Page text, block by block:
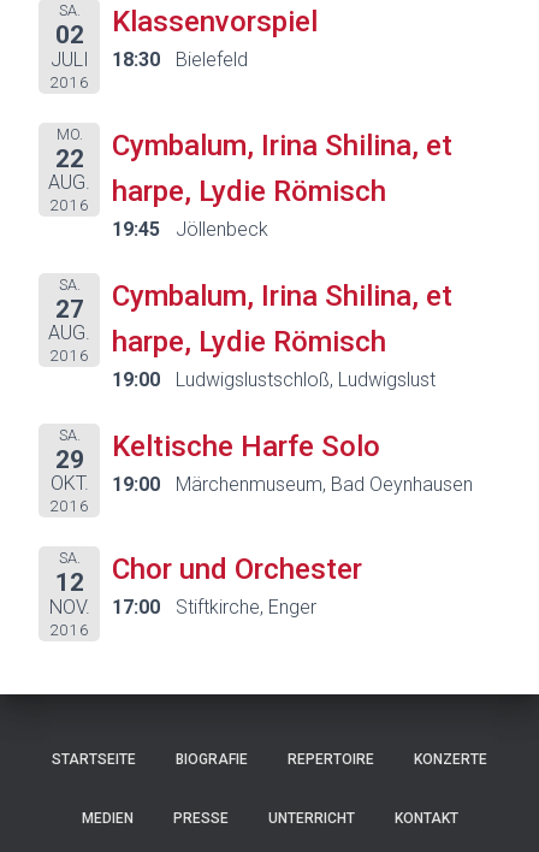
SA.
02
JULI
2016
Klassenvorspiel
18:30 Bielefeld
MO.
22
AUG.
2016
Cymbalum, Irina Shilina, et
harpe, Lydie Römisch
19:45 Jöllenbeck
SA.
27
AUG.
2016
Cymbalum, Irina Shilina, et
harpe, Lydie Römisch
19:00 Ludwigslustschloß, Ludwigslust
SA.
29
OKT.
2016
Keltische Harfe Solo
19:00 Märchenmuseum, Bad Oeynhausen
SA.
12
NOV.
2016
Chor und Orchester
17:00 Stiftkirche, Enger
STARTSEITE BIOGRAFIE REPERTOIRE KONZERTE
MEDIEN PRESSE UNTERRICHT KONTAKT